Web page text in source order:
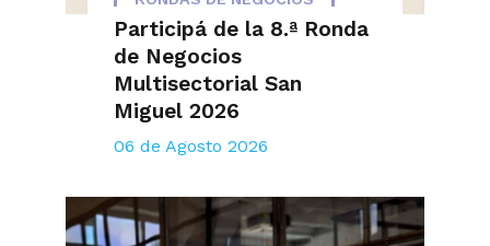
Participá de la 8.ª Ronda
de Negocios
Multisectorial San
Miguel 2026
06 de Agosto 2026